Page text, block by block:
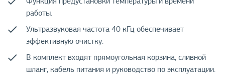
работы.
Ультразвуковая частота 40 кГц обеспечивает
эффективную очистку.
В комплект входят прямоугольная корзина, сливной
шланг, кабель питания и руководство по эксплуатации.